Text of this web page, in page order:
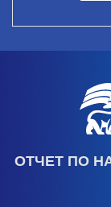
ОТЧЕТ ПО